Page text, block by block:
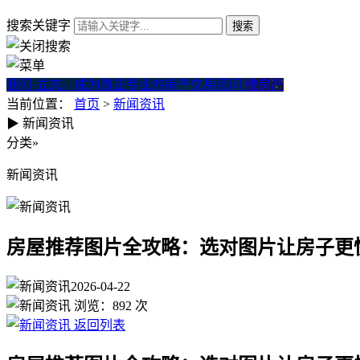
搜索关键字
我们·立志。成为真正专业的房产交易顾问 微房产
当前位置： 首页 > 新闻资讯
房屋推荐图片全攻略：选对图
▶ 新闻资讯
分类»
新闻资讯
房屋推荐图片全攻略：选对图片让房子更
2026-04-22
浏览： 892 次
返回列表